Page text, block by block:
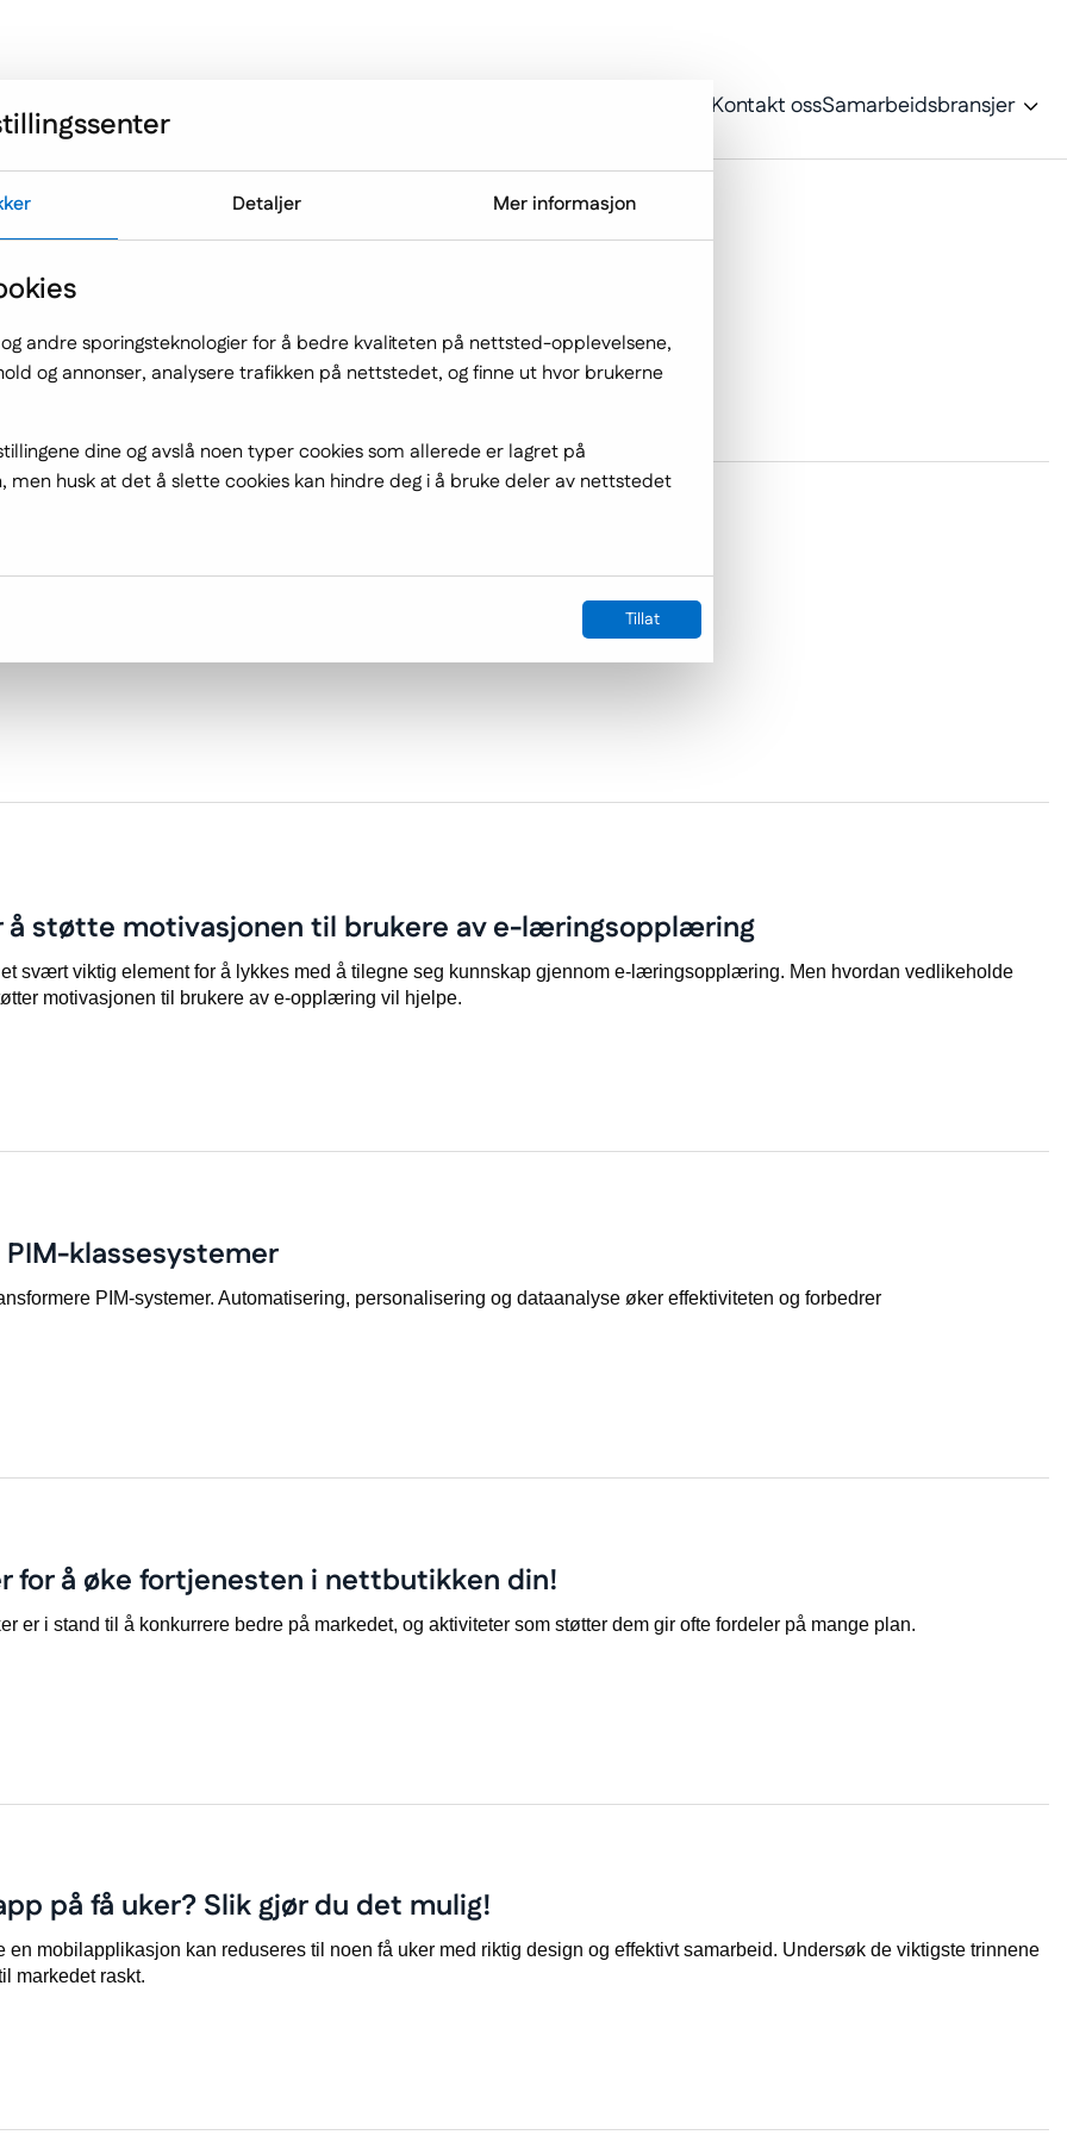
Kontakt ossSamarbeidsbransjer
Blogg
Flutter naturlig?
naturlig og hva du vil oppnå ved å bruke denne løsningen i virksomheten din.
å støtte motivasjonen til brukere av e-læringsopplæring
svært viktig element for å lykkes med å tilegne seg kunnskap gjennom e-læringsopplæring. Men hvordan vedlikeholde
motivasjonen til brukere av e-opplæring vil hjelpe.
klassesystemer
PIM-systemer. Automatisering, personalisering og dataanalyse øker effektiviteten og forbedrer
for å øke fortjenesten i nettbutikken din!
er i stand til å konkurrere bedre på markedet, og aktiviteter som støtter dem gir ofte fordeler på mange plan.
på få uker? Slik gjør du det mulig!
en mobilapplikasjon kan reduseres til noen få uker med riktig design og effektivt samarbeid. Undersøk de viktigste trinnene
markedet raskt.
Detaljer Mer informasjon
andre sporingsteknologier for å bedre kvaliteten på nettsted-opplevelsene,
og annonser, analysere trafikken på nettstedet, og finne ut hvor brukerne
dine og avslå noen typer cookies som allerede er lagret på
men husk at det å slette cookies kan hindre deg i å bruke deler av nettstedet
Tillat